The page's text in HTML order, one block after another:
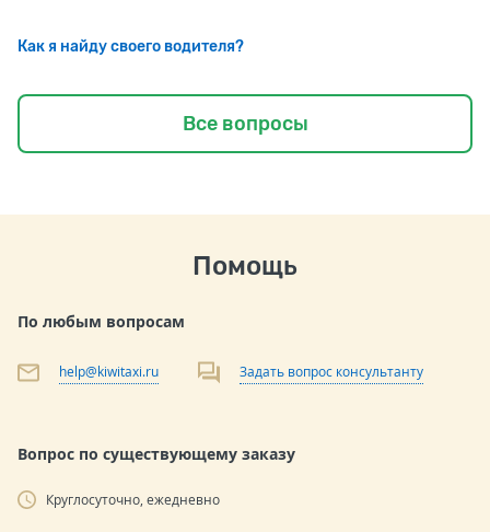
Как я найду своего водителя?
Все вопросы
Помощь
По любым вопросам
help@kiwitaxi.ru Задать вопрос консультанту
Вопрос по существующему заказу
Круглосуточно, ежедневно